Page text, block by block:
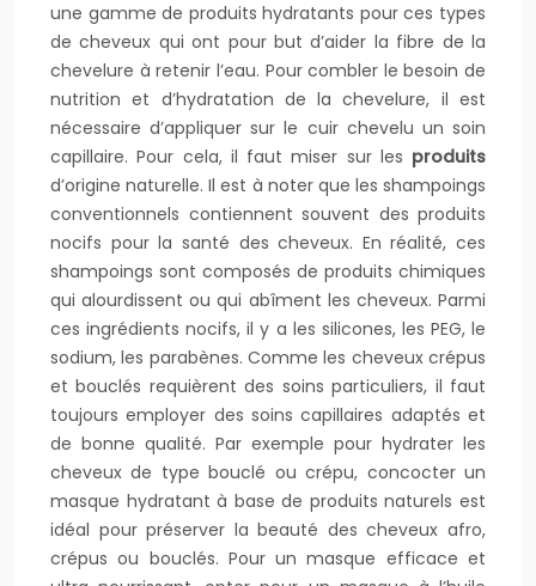
une gamme de produits hydratants pour ces types
de cheveux qui ont pour but d’aider la fibre de la
chevelure à retenir l’eau. Pour combler le besoin de
nutrition et d’hydratation de la chevelure, il est
nécessaire d’appliquer sur le cuir chevelu un soin
capillaire. Pour cela, il faut miser sur les produits
d’origine naturelle. Il est à noter que les shampoings
conventionnels contiennent souvent des produits
nocifs pour la santé des cheveux. En réalité, ces
shampoings sont composés de produits chimiques
qui alourdissent ou qui abîment les cheveux. Parmi
ces ingrédients nocifs, il y a les silicones, les PEG, le
sodium, les parabènes. Comme les cheveux crépus
et bouclés requièrent des soins particuliers, il faut
toujours employer des soins capillaires adaptés et
de bonne qualité. Par exemple pour hydrater les
cheveux de type bouclé ou crépu, concocter un
masque hydratant à base de produits naturels est
idéal pour préserver la beauté des cheveux afro,
crépus ou bouclés. Pour un masque efficace et